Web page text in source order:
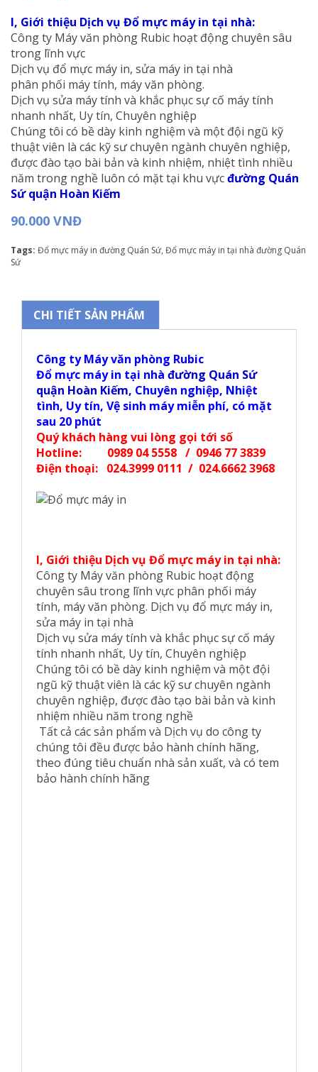
I, Giới thiệu Dịch vụ Đổ mực máy in tại nhà:
Công ty Máy văn phòng Rubic hoạt động chuyên sâu
trong lĩnh vực
Dịch vụ đổ mực máy in, sửa máy in tại nhà
phân phối máy tính, máy văn phòng.
Dịch vụ sửa máy tính và khắc phục sự cố máy tính
nhanh nhất, Uy tín, Chuyên nghiệp
Chúng tôi có bề dày kinh nghiệm và một đội ngũ kỹ
thuật viên là các kỹ sư chuyên ngành chuyên nghiệp,
được đào tạo bài bản và kinh nhiệm, nhiệt tình nhiều
năm trong nghề luôn có mặt tại khu vựcđường Quán
Sứ quận Hoàn Kiếm
90.000 VNĐ
Tags: Đổ mực máy in đường Quán Sứ, Đổ mực máy in tại nhà đường Quán
Sứ
CHI TIẾT SẢN PHẨM
Công ty Máy văn phòng Rubic
Đổ mực máy in tại nhà đường Quán Sứ
quận Hoàn Kiếm, Chuyên nghiệp, Nhiệt
tình, Uy tín, Vệ sinh máy miễn phí, có mặt
sau 20 phút
Quý khách hàng vui lòng gọi tới số
Hotline: 0989 04 5558 / 0946 77 3839
Điện thoại: 024.3999 0111 / 024.6662 3968
I, Giới thiệu Dịch vụ Đổ mực máy in tại nhà:
Công ty Máy văn phòng Rubic hoạt động
chuyên sâu trong lĩnh vực phân phối máy
tính, máy văn phòng. Dịch vụ đổ mực máy in,
sửa máy in tại nhà
Dịch vụ sửa máy tính và khắc phục sự cố máy
tính nhanh nhất, Uy tín, Chuyên nghiệp
Chúng tôi có bề dày kinh nghiệm và một đội
ngũ kỹ thuật viên là các kỹ sư chuyên ngành
chuyên nghiệp, được đào tạo bài bản và kinh
nhiệm nhiều năm trong nghề
Tất cả các sản phẩm và Dịch vụ do công ty
chúng tôi đều được bảo hành chính hãng,
theo đúng tiêu chuẩn nhà sản xuất, và có tem
bảo hành chính hãng